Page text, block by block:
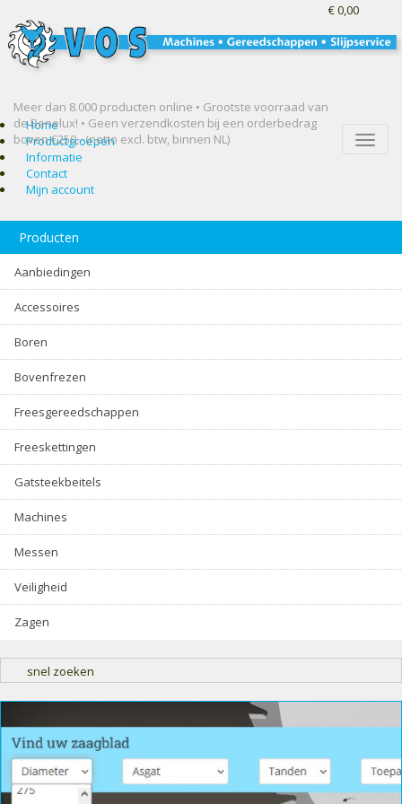
Meer dan 8.000 producten online • Grootste voorraad van
de Benelux! • Geen verzendkosten bij een orderbedrag
boven €250,- (netto excl. btw, binnen NL)
€ 0,00
Toggle
Home
Productgroepen
Informatie
Contact
Mijn account
Producten
Aanbiedingen
Accessoires
Boren
Bovenfrezen
Freesgereedschappen
Freeskettingen
Gatsteekbeitels
Machines
Messen
Veiligheid
Zagen
snel zoeken